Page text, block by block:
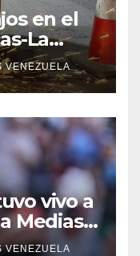
en el
La
VENEZUELA
vivo a
Medias
VENEZUELA